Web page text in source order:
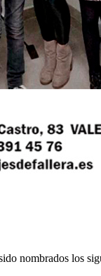
nombrados los